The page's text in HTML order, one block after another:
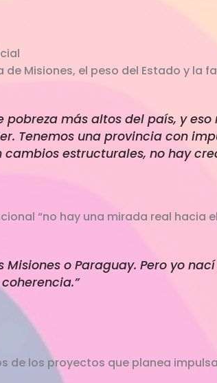
Misiones, el peso del Estado y la
pobreza más altos del país, y
Tenemos una provincia con
estructurales, no hay
“no hay una mirada real hacia
Misiones o Paraguay. Pero yo
de los proyectos que planea